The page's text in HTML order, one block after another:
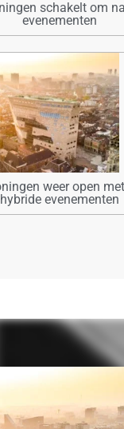
schakelt om
evenementen
weer open
hybride evenementen